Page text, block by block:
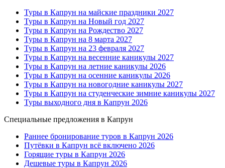
Туры в Капрун на майские праздники 2027
Туры в Капрун на Новый год 2027
Туры в Капрун на Рождество 2027
Туры в Капрун на 8 марта 2027
Туры в Капрун на 23 февраля 2027
Туры в Капрун на весенние каникулы 2027
Туры в Капрун на летние каникулы 2026
Туры в Капрун на осенние каникулы 2026
Туры в Капрун на новогодние каникулы 2027
Туры в Капрун на студенческие зимние каникулы 2027
Туры выходного дня в Капрун 2026
Специальные предложения в Капрун
Раннее бронирование туров в Капрун 2026
Путёвки в Капрун всё включено 2026
Горящие туры в Капрун 2026
Дешевые туры в Капрун 2026